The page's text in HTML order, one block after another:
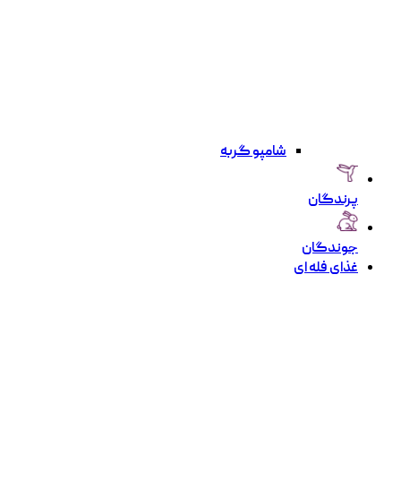
شامپو گربه
پرندگان
جوندگان
غذای فله ای